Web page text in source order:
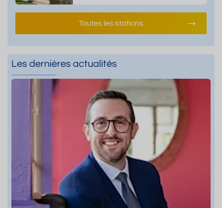
Toutes les stations
Les dernières actualités